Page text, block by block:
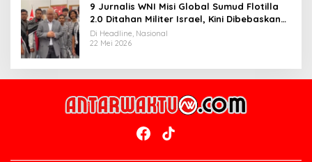
9 Jurnalis WNI Misi Global Sumud Flotilla
2.0 Ditahan Militer Israel, Kini Dibebaskan
dan Dievakuasi ke Istanbul
Di Headline, Nasional
22 Mei 2026